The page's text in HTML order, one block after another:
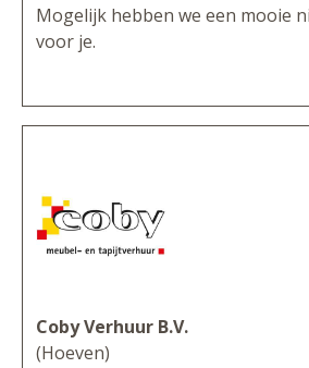
Mogelijk hebben we een mooie
voor je.
Coby Verhuur B.V.
(Hoeven)